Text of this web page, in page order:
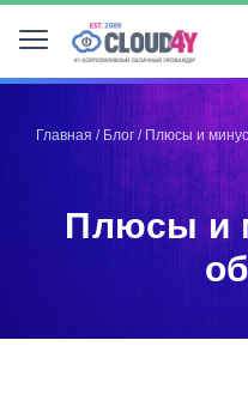
Главная /Блог/Плюсы и
Плюсы и
Telegram
Запинить
Твитнуть
LinkedIn
Facebook
Telegram
Запинить
Твитнуть
LinkedIn
Facebook